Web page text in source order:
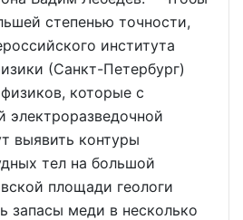
степенью точности,
института
(Санкт-Петербург)
которые с
выявить контуры
тел на большой
площади геологи
запасы меди в несколько